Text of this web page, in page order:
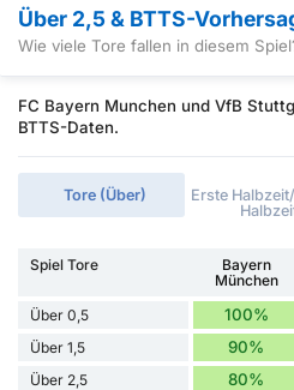
Über 2,5 & BTTS-
Wie viele Tore fallen in diesem
FC Bayern Munchen und VfB
BTTS-Daten.
Tore (Über)
Erste
Spiel Tore
Bayern
München
Über 0,5 100%
Über 1,5 90%
Über 2,5 80%